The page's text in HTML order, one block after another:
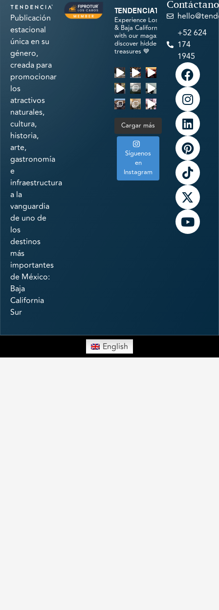
Publicación
estacional
única en su
género,
creada para
promocionar
los
atractivos
naturales,
cultura,
historia,
arte,
gastronomía
e
infraestructura
a la
vanguardia
de uno de
los
destinos
más
importantes
de México:
Baja
California
Sur
tendenciatravel
Experience Los Cabos
& Baja California Sur
with our magazine &
discover hidden
treasures 💙
Cargar más
Síguenos
en
Instagram
+52 624
174
1945
English